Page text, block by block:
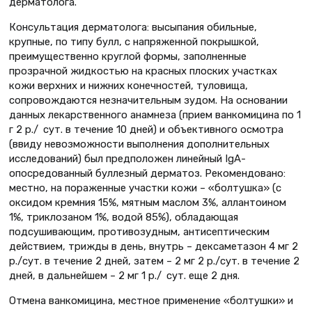
Консультация дерматолога: высыпания обильные,
крупные, по типу булл, с напряженной покрышкой,
преимущественно круглой формы, заполненные
прозрачной жидкостью на красных плоских участках
кожи верхних и нижних конечностей, туловища,
сопровождаются незначительным зудом. На основании
данных лекарственного анамнеза (прием ванкомицина по 1
г 2 р./ сут. в течение 10 дней) и объективного осмотра
(ввиду невозможности выполнения дополнительных
исследований) был предположен линейный IgA-
опосредованный буллезный дерматоз. Рекомендовано:
местно, на пораженные участки кожи – «болтушка» (с
оксидом кремния 15%, мятным маслом 3%, аллантоином
1%, триклозаном 1%, водой 85%), обладающая
подсушивающим, противозудным, антисептическим
действием, трижды в день, внутрь – дексаметазон 4 мг 2
р./сут. в течение 2 дней, затем – 2 мг 2 р./сут. в течение 2
дней, в дальнейшем – 2 мг 1 р./ сут. еще 2 дня.
Отмена ванкомицина, местное применение «болтушки» и